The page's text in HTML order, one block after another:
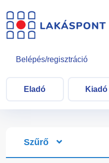
Eladó Kiadó
Belépés/regisztráció
Szűrő